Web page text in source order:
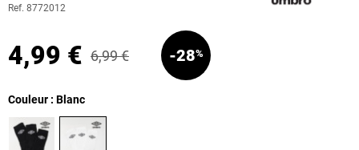
Ref. 8772012
4,99 € 6,99 € -28%
Couleur : Blanc